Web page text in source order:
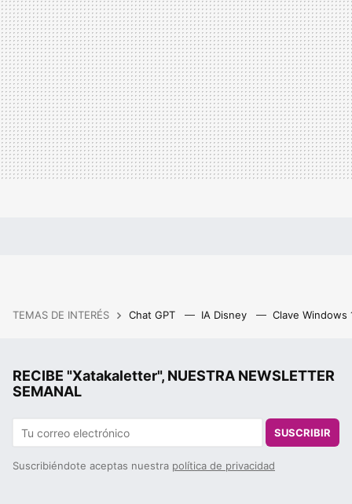
TEMAS DE INTERÉS Chat GPT IA Disney Clave Windows
RECIBE "Xatakaletter", NUESTRA NEWSLETTER
SEMANAL
SUSCRIBIR
Suscribiéndote aceptas nuestra política de privacidad